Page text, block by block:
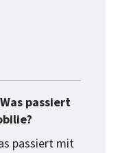
passiert
passiert mit